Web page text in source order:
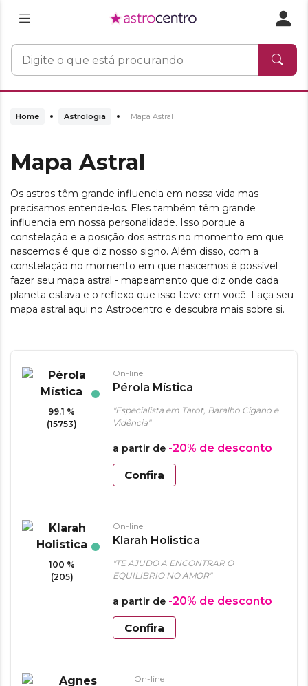
Home Astrologia Mapa Astral
Mapa Astral
Os astros têm grande influencia em nossa vida mas
precisamos entende-los. Eles também têm grande
influencia em nossa personalidade. Isso porque a
constelação e a posição dos astros no momento em que
nascemos é que diz nosso signo. Além disso, com a
constelação no momento em que nascemos é possível
fazer seu mapa astral - mapeamento que diz onde cada
planeta estava e o reflexo que isso teve em você. Faça seu
mapa astral aqui no Astrocentro e descubra mais sobre si.
99.1 %
(15753)
On-line
Pérola Mística
"Especialista em Tarot, Baralho Cigano e
Vidência"
a partir de -20% de desconto
Confira
100 %
(205)
On-line
Klarah Holistica
"TE AJUDO A ENCONTRAR O
EQUILIBRIO NO AMOR"
a partir de -20% de desconto
Confira
On-line